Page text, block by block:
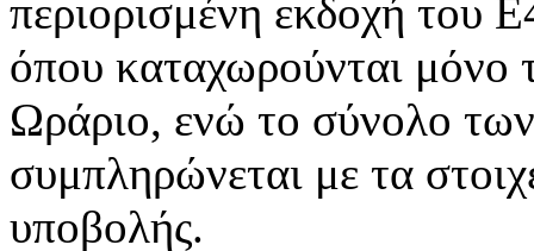
περιορισμένη εκδοχή του
όπου καταχωρούνται
Ωράριο, ενώ το σύνολο
συμπληρώνεται με τα
υποβολής.